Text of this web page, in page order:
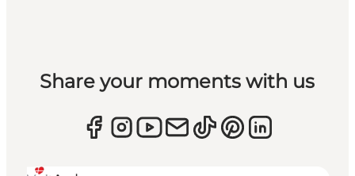
Share your moments with us